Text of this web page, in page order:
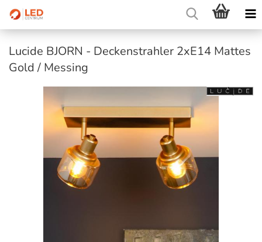
Lucide BJORN - Deckenstrahler 2xE14 Mattes
Gold / Messing